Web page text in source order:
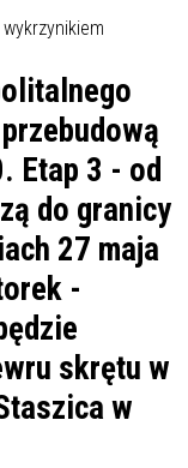
Etap 3 - od
do granicy
27 maja
-
skrętu w
w